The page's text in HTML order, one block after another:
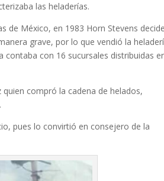
las heladerías.
de México, en 1983 Horn Stevens
grave, por lo que vendió la
contaba con 16 sucursales distribuidas
compró la cadena de helados,
pues lo convirtió en consejero de la